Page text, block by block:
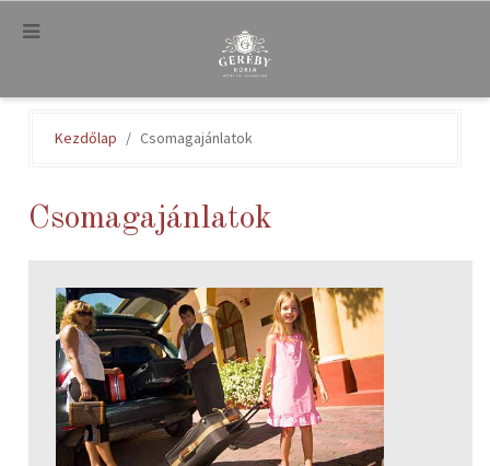
.
Kezdőlap Csomagajánlatok
Csomagajánlatok